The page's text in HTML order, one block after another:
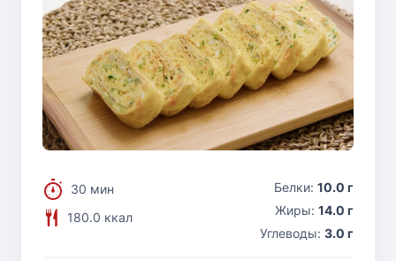
30 мин
180.0 ккал
Белки: 10.0 г
Жиры: 14.0 г
Углеводы: 3.0 г